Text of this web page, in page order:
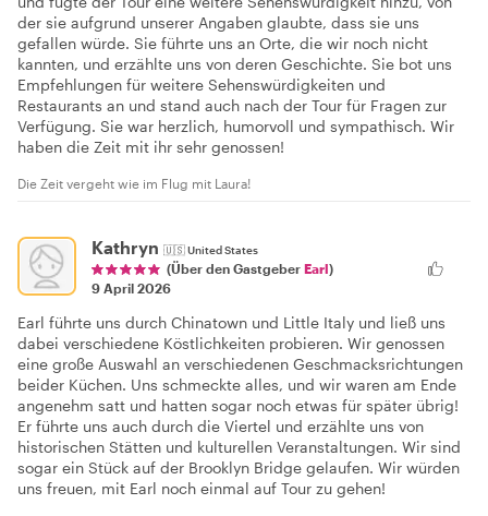
der sie aufgrund unserer Angaben glaubte, dass sie uns
gefallen würde. Sie führte uns an Orte, die wir noch nicht
kannten, und erzählte uns von deren Geschichte. Sie bot uns
Empfehlungen für weitere Sehenswürdigkeiten und
Restaurants an und stand auch nach der Tour für Fragen zur
Verfügung. Sie war herzlich, humorvoll und sympathisch. Wir
haben die Zeit mit ihr sehr genossen!
Die Zeit vergeht wie im Flug mit Laura!
Kathryn 🇺🇸United States
(Über den Gastgeber Earl)
9 April 2026
Earl führte uns durch Chinatown und Little Italy und ließ uns
dabei verschiedene Köstlichkeiten probieren. Wir genossen
eine große Auswahl an verschiedenen Geschmacksrichtungen
beider Küchen. Uns schmeckte alles, und wir waren am Ende
angenehm satt und hatten sogar noch etwas für später übrig!
Er führte uns auch durch die Viertel und erzählte uns von
historischen Stätten und kulturellen Veranstaltungen. Wir sind
sogar ein Stück auf der Brooklyn Bridge gelaufen. Wir würden
uns freuen, mit Earl noch einmal auf Tour zu gehen!